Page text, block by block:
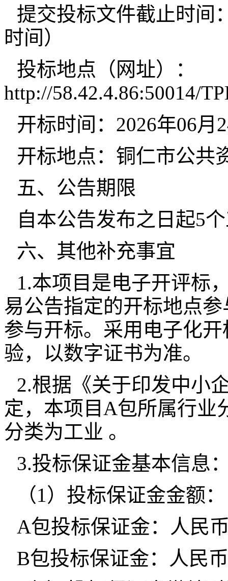
提交投标文件截止时间
时间）
投标地点（网址）：
http://58.42.4.86:50014/
开标时间：2026年06月
开标地点：铜仁市公共
五、公告期限
自本公告发布之日起5
六、其他补充事宜
1.本项目是电子开评标
易公告指定的开标地点
参与开标。采用电子化
验，以数字证书为准。
2.根据《关于印发中小
定，本项目A包所属行业
分类为工业 。
3.投标保证金基本信息
（1）投标保证金金额：
A包投标保证金：人民
B包投标保证金：人民